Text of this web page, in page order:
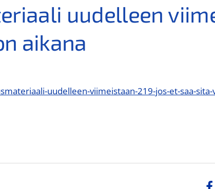
uudelleen
aikana
uudelleen-viimeistaan-219-jos-et-saa-sita-